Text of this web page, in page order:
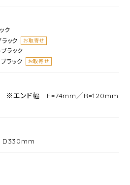
ク
ック
お取寄せ
ラック
ラック
お取寄せ
ンド幅 F=74mm／R=120mm
D330mm